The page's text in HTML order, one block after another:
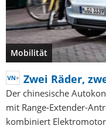
Mobilität
Zwei Räder,
Der chinesische
mit Range-Extender-
kombiniert